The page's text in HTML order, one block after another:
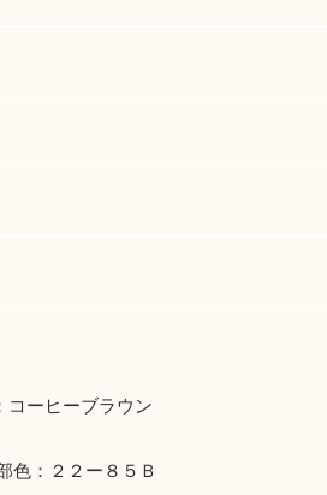
ーヒーブラウン
：２２ー８５Ｂ